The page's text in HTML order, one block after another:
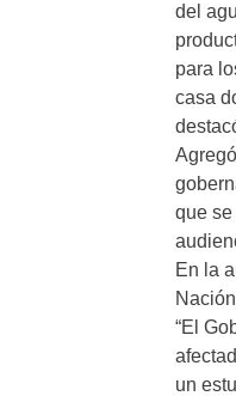
del
para
casa
que
En la
“El
un